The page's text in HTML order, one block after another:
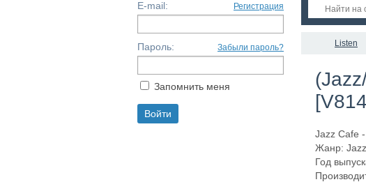
Listen
Jazz Cafe
Жанр:
Год
E-mail: Регистрация
Пароль: Забыли пароль?
Запомнить меня